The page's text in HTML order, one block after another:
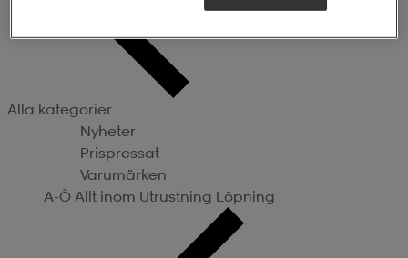
Alla kategorier
Nyheter
Prispressat
Varumärken
A-Ö Allt inom Utrustning Löpning